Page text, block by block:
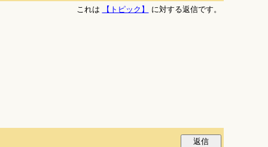
これは 【トピック】 に対する返信です。